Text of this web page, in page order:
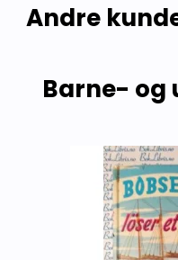
Andre
Barne- og